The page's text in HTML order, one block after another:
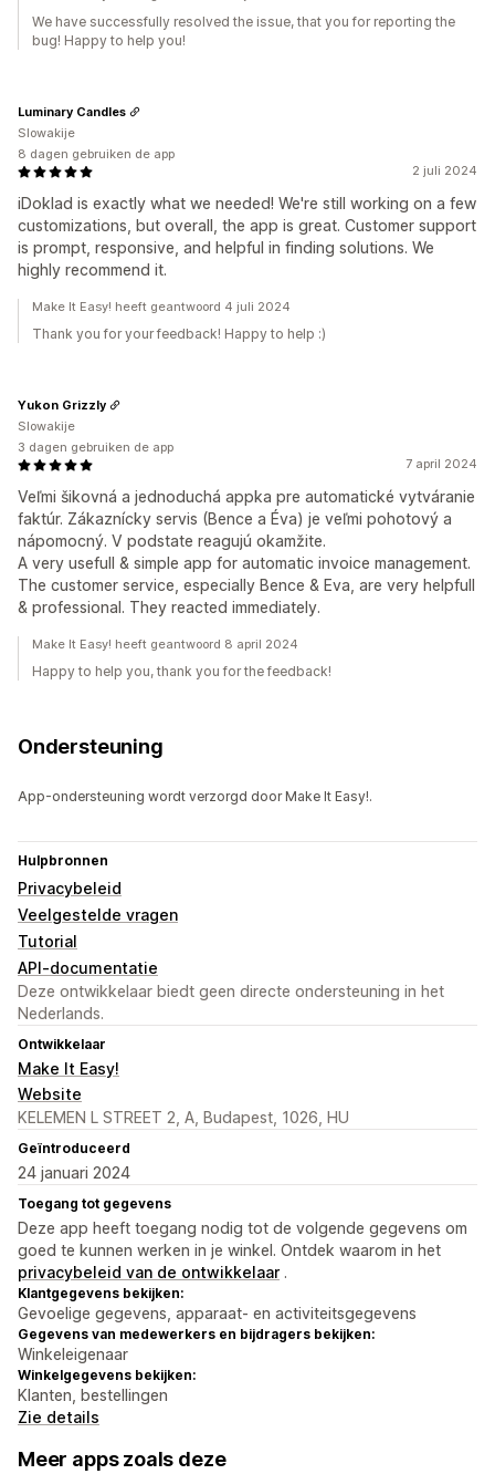
We have successfully resolved the issue, that you for reporting the
bug! Happy to help you!
2 juli 2024
iDoklad is exactly what we needed! We're still working on a few
customizations, but overall, the app is great. Customer support
is prompt, responsive, and helpful in finding solutions. We
highly recommend it.
Luminary Candles
Slowakije
8 dagen gebruiken de app
Make It Easy! heeft geantwoord 4 juli 2024
Thank you for your feedback! Happy to help :)
7 april 2024
Veľmi šikovná a jednoduchá appka pre automatické vytváranie
faktúr. Zákaznícky servis (Bence a Éva) je veľmi pohotový a
nápomocný. V podstate reagujú okamžite.
A very usefull & simple app for automatic invoice management.
The customer service, especially Bence & Eva, are very helpfull
& professional. They reacted immediately.
Yukon Grizzly
Slowakije
3 dagen gebruiken de app
Make It Easy! heeft geantwoord 8 april 2024
Happy to help you, thank you for the feedback!
Ondersteuning
App-ondersteuning wordt verzorgd door Make It Easy!.
Hulpbronnen
Privacybeleid
Veelgestelde vragen
Tutorial
API-documentatie
Deze ontwikkelaar biedt geen directe ondersteuning in het
Nederlands.
Ontwikkelaar
Make It Easy!
Website
KELEMEN L STREET 2, A, Budapest, 1026, HU
Geïntroduceerd
24 januari 2024
Toegang tot gegevens
Deze app heeft toegang nodig tot de volgende gegevens om
goed te kunnen werken in je winkel. Ontdek waarom in het
privacybeleid van de ontwikkelaar .
Klantgegevens bekijken:
Gevoelige gegevens, apparaat- en activiteitsgegevens
Gegevens van medewerkers en bijdragers bekijken:
Winkeleigenaar
Winkelgegevens bekijken:
Klanten, bestellingen
Zie details
Meer apps zoals deze